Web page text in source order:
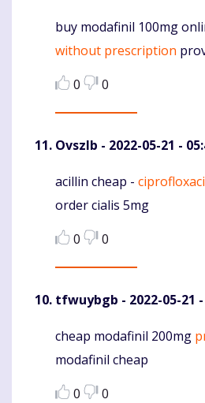
Komentaras
buy modafinil 100mg
without prescription
0
0
Ovszlb - 2022-05-21 -
Komentaras
acillin cheap -
order cialis 5mg
0
0
tfwuybgb - 2022-05-21
Komentaras
cheap modafinil 200mg
modafinil cheap
0
0